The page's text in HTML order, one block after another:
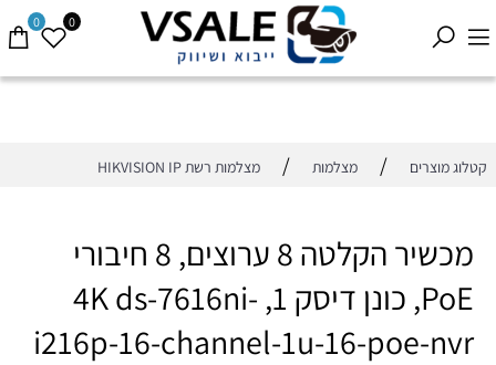
0 0
קטלוג מוצרים / מצלמות / מצלמות רשת HIKVISION IP
מכשיר הקלטה 8 ערוצים, 8 חיבורי
PoE, כונן דיסק 1, 4K ds-7616ni-
i216p-16-channel-1u-16-poe-nvr